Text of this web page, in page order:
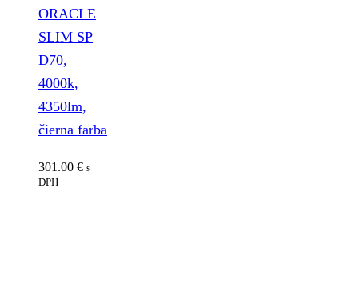
ORACLE
SLIM SP
D70,
4000k,
4350lm,
čierna farba
301.00 € s
DPH